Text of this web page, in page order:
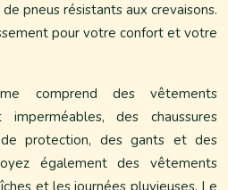
pneus résistants aux crevaisons.
pour votre confort et votre
comprend des vêtements
des chaussures
protection, des gants et des
également des vêtements